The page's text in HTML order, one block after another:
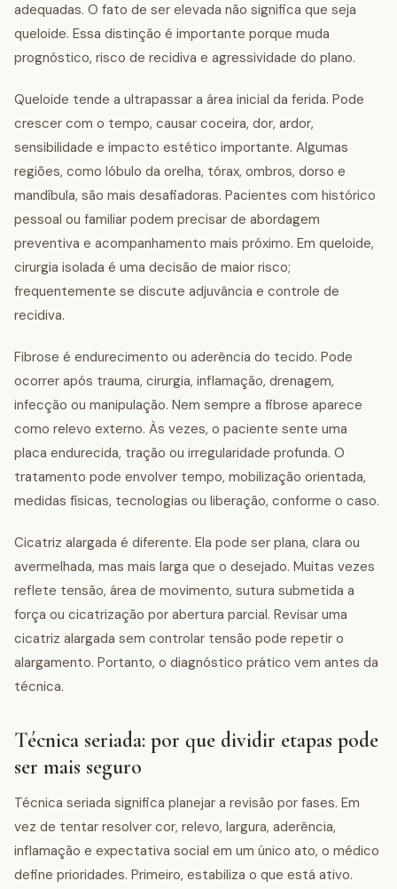
adequadas. O fato de ser elevada não significa que seja
queloide. Essa distinção é importante porque muda
prognóstico, risco de recidiva e agressividade do plano.
Queloide tende a ultrapassar a área inicial da ferida. Pode
crescer com o tempo, causar coceira, dor, ardor,
sensibilidade e impacto estético importante. Algumas
regiões, como lóbulo da orelha, tórax, ombros, dorso e
mandíbula, são mais desafiadoras. Pacientes com histórico
pessoal ou familiar podem precisar de abordagem
preventiva e acompanhamento mais próximo. Em queloide,
cirurgia isolada é uma decisão de maior risco;
frequentemente se discute adjuvância e controle de
recidiva.
Fibrose é endurecimento ou aderência do tecido. Pode
ocorrer após trauma, cirurgia, inflamação, drenagem,
infecção ou manipulação. Nem sempre a fibrose aparece
como relevo externo. Às vezes, o paciente sente uma
placa endurecida, tração ou irregularidade profunda. O
tratamento pode envolver tempo, mobilização orientada,
medidas físicas, tecnologias ou liberação, conforme o caso.
Cicatriz alargada é diferente. Ela pode ser plana, clara ou
avermelhada, mas mais larga que o desejado. Muitas vezes
reflete tensão, área de movimento, sutura submetida a
força ou cicatrização por abertura parcial. Revisar uma
cicatriz alargada sem controlar tensão pode repetir o
alargamento. Portanto, o diagnóstico prático vem antes da
técnica.
Técnica seriada: por que dividir etapas pode
ser mais seguro
Técnica seriada significa planejar a revisão por fases. Em
vez de tentar resolver cor, relevo, largura, aderência,
inflamação e expectativa social em um único ato, o médico
define prioridades. Primeiro, estabiliza o que está ativo.